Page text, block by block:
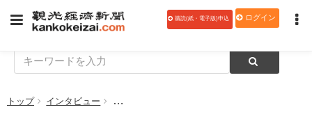
購読(紙・電子版)申込 ログイン
トップ インタビュー 【いらっしゃいませ！】懐石宿 水鳳園（岐阜県